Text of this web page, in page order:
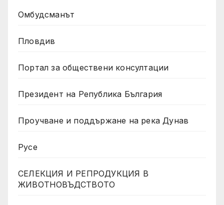
Омбудсманът
Пловдив
Портал за обществени консултации
Президент на Република България
Проучване и поддържане на река Дунав
Русе
СЕЛЕКЦИЯ И РЕПРОДУКЦИЯ В
ЖИВОТНОВЪДСТВОТО